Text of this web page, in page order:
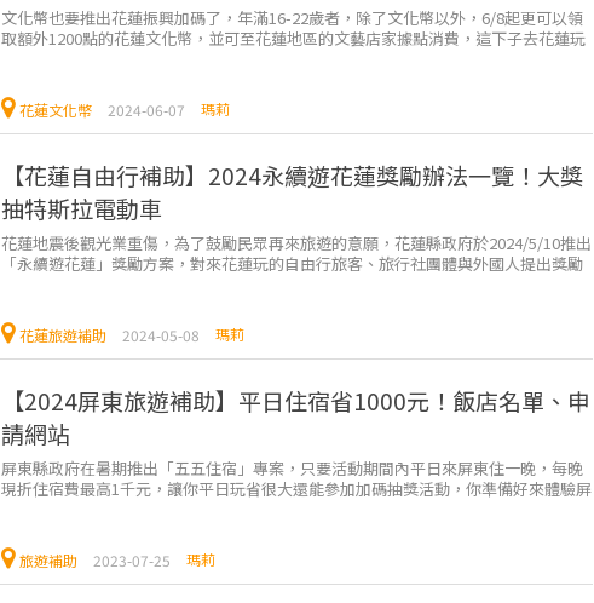
文化幣也要推出花蓮振興加碼了，年滿16-22歲者，除了文化幣以外，6/8起更可以領
取額外1200點的花蓮文化幣，並可至花蓮地區的文藝店家據點消費，這下子去花蓮玩
花蓮文化幣 2024-06-07 瑪莉
【花蓮自由行補助】2024永續遊花蓮獎勵辦法一覽！大獎
抽特斯拉電動車
花蓮地震後觀光業重傷，為了鼓勵民眾再來旅遊的意願，花蓮縣政府於2024/5/10推出
「永續遊花蓮」獎勵方案，對來花蓮玩的自由行旅客、旅行社團體與外國人提出獎勵
花蓮旅遊補助 2024-05-08 瑪莉
【2024屏東旅遊補助】平日住宿省1000元！飯店名單、申
請網站
屏東縣政府在暑期推出「五五住宿」專案，只要活動期間內平日來屏東住一晚，每晚
現折住宿費最高1千元，讓你平日玩省很大還能參加加碼抽獎活動，你準備好來體驗屏
旅遊補助 2023-07-25 瑪莉